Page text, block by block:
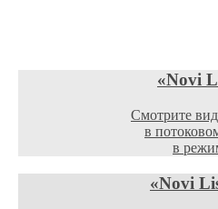
«Novi
Смотрите
в
в
«Novi